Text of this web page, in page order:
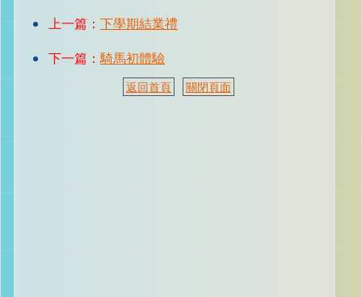
上一篇：下學期結業禮
下一篇：騎馬初體驗
返回首頁 關閉頁面